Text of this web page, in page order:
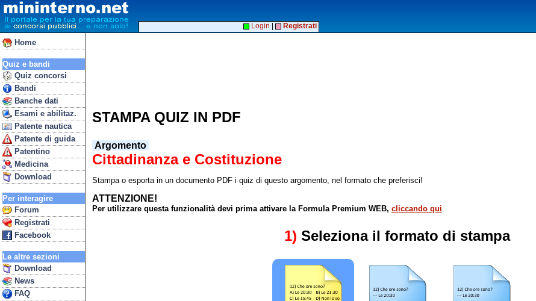
Home
Quiz e bandi
Quiz concorsi
Bandi
Banche dati
Esami e abilitaz.
Patente nautica
Patente di guida
Patentino
Medicina
Download
Per interagire
Forum
Registrati
Facebook
Le altre sezioni
Download
News
FAQ
Login Registrati
STAMPA QUIZ IN PDF
Argomento
Cittadinanza e Costituzione
Stampa o esporta in un documento PDF i quiz di questo argomento, nel formato che preferisci!
ATTENZIONE!
Per utilizzare questa funzionalità devi prima attivare la Formula Premium WEB, cliccando qui
1) Seleziona il formato di stampa